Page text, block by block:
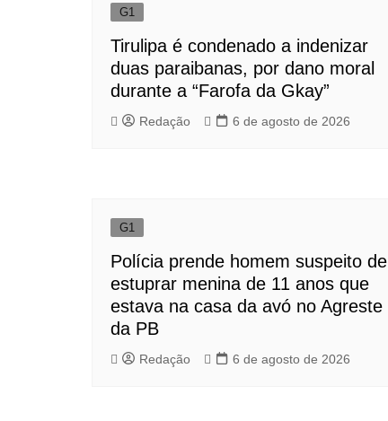
G1
Tirulipa é condenado a indenizar
duas paraibanas, por dano moral
durante a “Farofa da Gkay”
Redação 6 de agosto de 2026
G1
Polícia prende homem suspeito de
estuprar menina de 11 anos que
estava na casa da avó no Agreste
da PB
Redação 6 de agosto de 2026